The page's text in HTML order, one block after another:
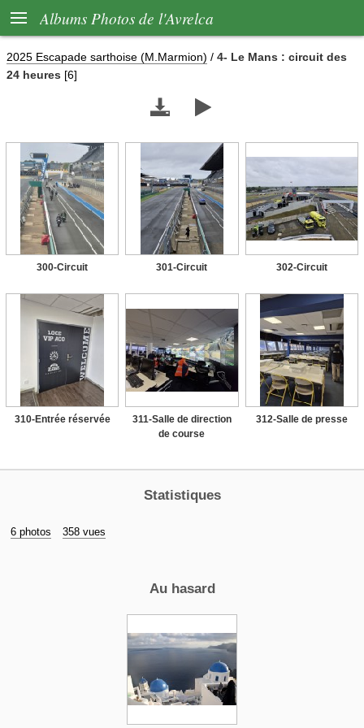
 Albums Photos de l'Avrelca
2025 Escapade sarthoise (M.Marmion) / 4- Le Mans : circuit des
24 heures [6]
 
300-Circuit 301-Circuit 302-Circuit
310-Entrée réservée
311-Salle de direction
de course
312-Salle de presse
Statistiques
6 photos 358 vues
Au hasard